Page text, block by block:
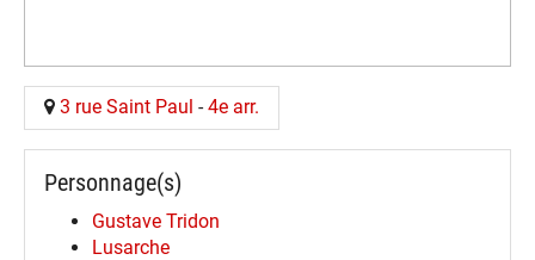
3 rue Saint Paul -4e arr.
Personnage(s)
Gustave Tridon
Lusarche